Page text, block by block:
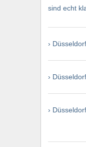
sind echt
› Düsseldorf
› Düsseldorf
› Düsseldorf